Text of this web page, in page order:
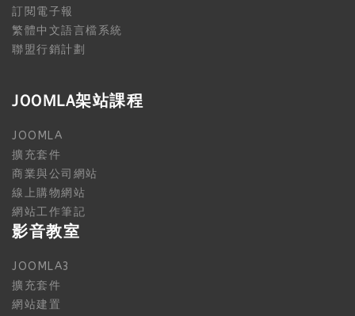
訂閱電子報
繁體中文語言檔系統
聯盟行銷計劃
JOOMLA架站課程
JOOMLA
擴充套件
商業與公司網站
線上購物網站
網站工作筆記
影音教室
JOOMLA3
擴充套件
網站建置